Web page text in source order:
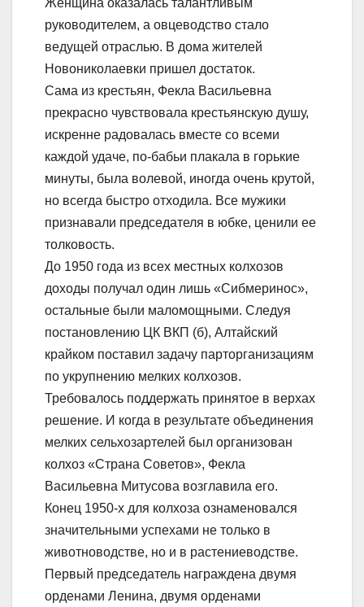
Женщина оказалась талантливым
руководителем, а овцеводство стало
ведущей отраслью. В дома жителей
Новониколаевки пришел достаток.
Сама из крестьян, Фекла Васильевна
прекрасно чувствовала крестьянскую душу,
искренне радовалась вместе со всеми
каждой удаче, по-бабьи плакала в горькие
минуты, была волевой, иногда очень крутой,
но всегда быстро отходила. Все мужики
признавали председателя в юбке, ценили ее
толковость.
До 1950 года из всех местных колхозов
доходы получал один лишь «Сибмеринос»,
остальные были маломощными. Следуя
постановлению ЦК ВКП (б), Алтайский
крайком поставил задачу парторганизациям
по укрупнению мелких колхозов.
Требовалось поддержать принятое в верхах
решение. И когда в результате объединения
мелких сельхозартелей был организован
колхоз «Страна Советов», Фекла
Васильевна Митусова возглавила его.
Конец 1950-х для колхоза ознаменовался
значительными успехами не только в
животноводстве, но и в растениеводстве.
Первый председатель награждена двумя
орденами Ленина, двумя орденами